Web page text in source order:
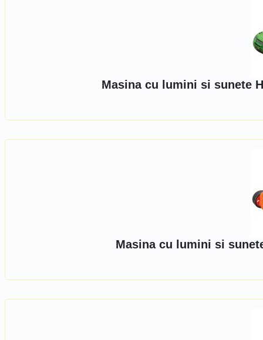
Masina cu lumini si sunete
Masina cu lumini si